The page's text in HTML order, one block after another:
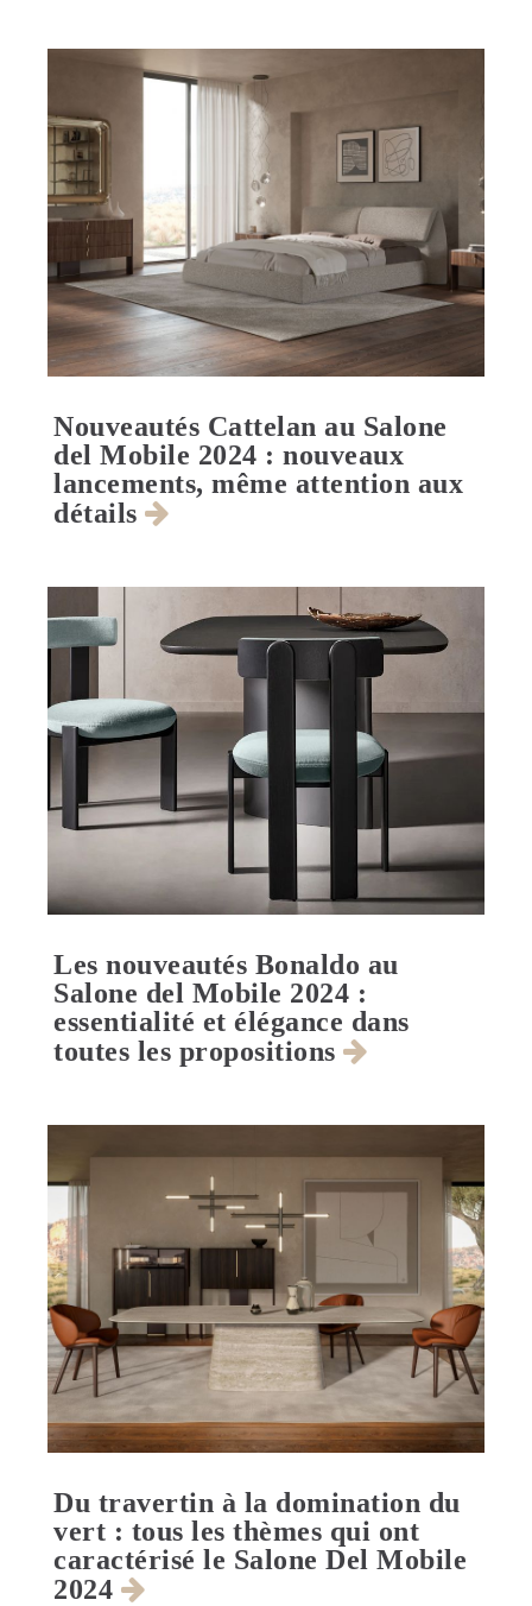
Nouveautés Cattelan au Salone
del Mobile 2024 : nouveaux
lancements, même attention aux
détails
Les nouveautés Bonaldo au
Salone del Mobile 2024 :
essentialité et élégance dans
toutes les propositions
Du travertin à la domination du
vert : tous les thèmes qui ont
caractérisé le Salone Del Mobile
2024